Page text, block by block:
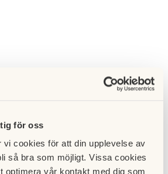
för oss
vi cookies för att din upplevelse av
så bra som möjligt. Vissa cookies
optimera vår kontakt med dig som
på en anslutning till Internet från
Alla lägenheter är
600–800 Mbps. Anslutning med
begränsar oftast kapaciteten